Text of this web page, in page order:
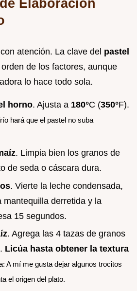
Elaboración
atención. La clave del pastel
de los factores, aunque
lo hace todo sola.
horno. Ajusta a 180°C (350°F).
hará que el pastel no suba
. Limpia bien los granos de
de seda o cáscara dura.
. Vierte la leche condensada,
mantequilla derretida y la
15 segundos.
. Agrega las 4 tazas de granos
Licúa hasta obtener la textura
A mí me gusta dejar algunos trocitos
el origen del plato.